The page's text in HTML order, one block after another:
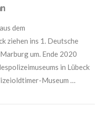
dem
ziehen ins 1. Deutsche
um. Ende 2020
in Lübeck
Museum …